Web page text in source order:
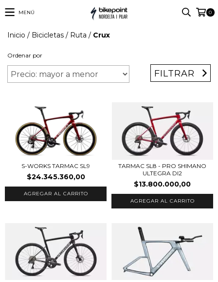
MENÚ 0
Inicio / Bicicletas / Ruta / Crux
Ordenar por
FILTRAR
S-WORKS TARMAC SL9
$24.345.360,00
AGREGAR AL CARRITO
TARMAC SL8 - PRO SHIMANO
ULTEGRA DI2
$13.800.000,00
AGREGAR AL CARRITO